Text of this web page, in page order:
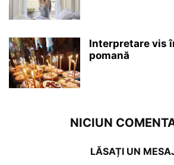
Interpretare vis
pomană
NICIUN
LĂSAȚI UN